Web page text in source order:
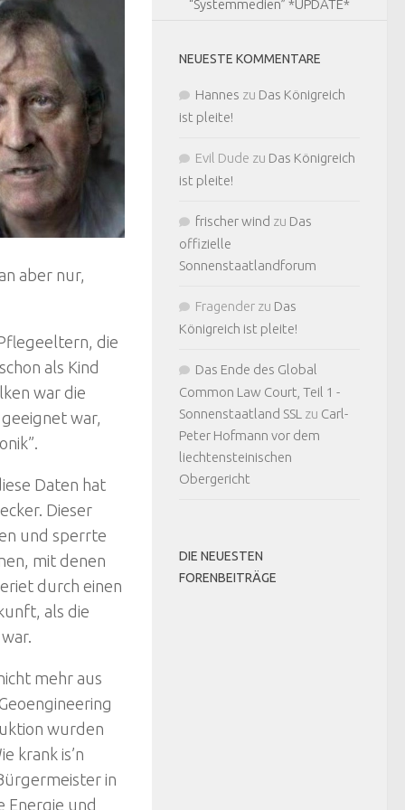
aber nur,
die
als Kind
war die
war,
Daten hat
Dieser
und sperrte
mit denen
durch einen
als die
mehr aus
wurden
krank is’n
in
Energie und
“Systemmedien” *UPDATE*
NEUESTE KOMMENTARE
Hannes zu Das Königreich
ist pleite!
Evil Dude zu Das Königreich
ist pleite!
frischer wind zu Das
offizielle
Sonnenstaatlandforum
Fragender zu Das
Königreich ist pleite!
Das Ende des Global
Common Law Court, Teil 1 -
Sonnenstaatland SSL zu Carl-
Peter Hofmann vor dem
liechtensteinischen
Obergericht
DIE NEUESTEN
FORENBEITRÄGE